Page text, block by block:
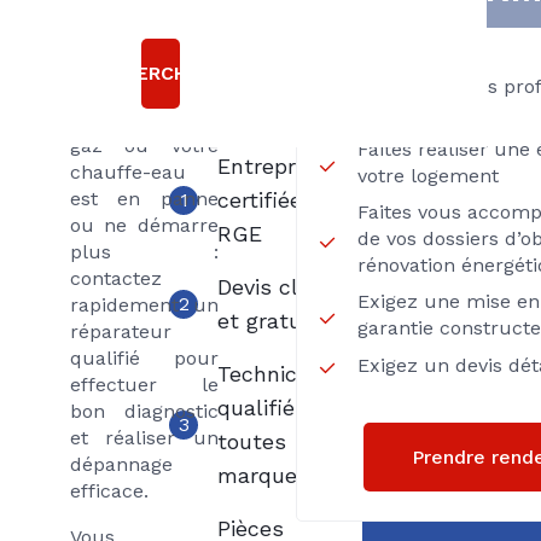
sont bruyants
ou ne
gaz ou votre
chauffe-eau
est en panne
ou ne démarre
plus :
contactez
rapidement un
réparateur
qualifié pour
effectuer le
bon diagnostic
et réaliser un
dépannage
efficace.
Passez par des
Faites réaliser une
votre logement
Faites vous
de vos dossiers
rénovation
Exigez une mise
garantie
Exigez un devis
Prendre
RECHERCHERChoisir
Axenergie
1
Entreprise
certifiée
RGE
2
Devis clair
et gratuit
3
Techniciens
qualifiés
toutes
marques
Pièces